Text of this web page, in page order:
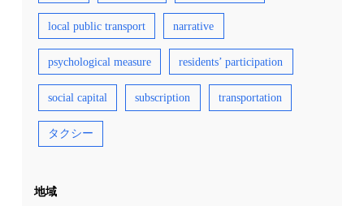
local public transport narrative
psychological measure residents’ participation
social capital subscription transportation
タクシー
地域